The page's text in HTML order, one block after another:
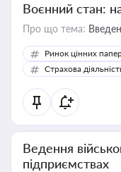
Воєнний стан:
Про що тема:
Ринок цінних
Страхова
Ведення
підприємствах